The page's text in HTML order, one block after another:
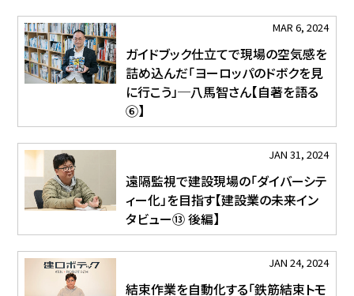
MAR 6, 2024
ガイドブック仕立てで現場の空気感を
詰め込んだ「ヨーロッパのドボクを見
に行こう」─八馬智さん【自著を語る
⑥】
JAN 31, 2024
遠隔監視で建設現場の「ダイバーシテ
ィー化」を目指す【建設業の未来イン
タビュー⑬ 後編】
JAN 24, 2024
結束作業を自動化する「鉄筋結束トモ